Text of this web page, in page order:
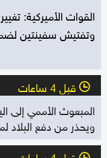
وتفتيش سفينتين
l قبل 4 ساعات
المبعوث الأممي إلى
ويحذر من دفع البلاد